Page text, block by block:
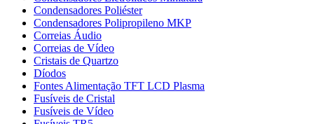
Condensadores Poliéster
Condensadores Polipropileno MKP
Correias Áudio
Correias de Vídeo
Cristais de Quartzo
Díodos
Fontes Alimentação TFT LCD Plasma
Fusíveis de Cristal
Fusíveis de Vídeo